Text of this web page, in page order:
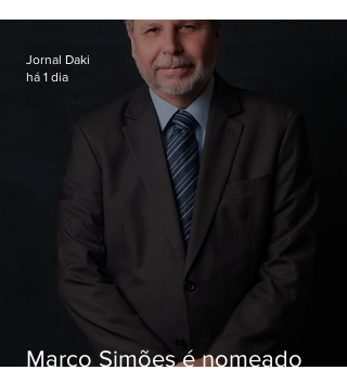
Marco Simões é nomeado
Jornal Daki
há 1 dia